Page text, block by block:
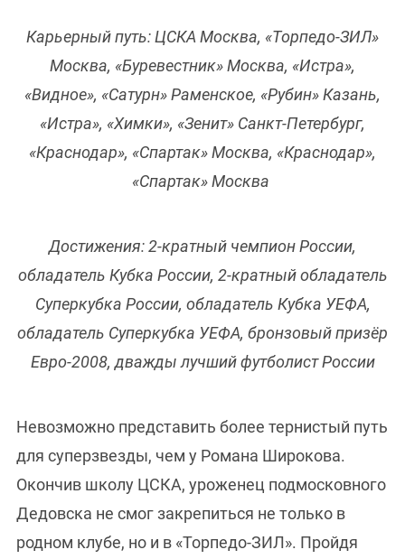
Карьерный путь: ЦСКА Москва, «Торпедо-ЗИЛ»
Москва, «Буревестник» Москва, «Истра»,
«Видное», «Сатурн» Раменское, «Рубин» Казань,
«Истра», «Химки», «Зенит» Санкт-Петербург,
«Краснодар», «Спартак» Москва, «Краснодар»,
«Спартак» Москва
Достижения: 2-кратный чемпион России,
обладатель Кубка России, 2-кратный обладатель
Суперкубка России, обладатель Кубка УЕФА,
обладатель Суперкубка УЕФА, бронзовый призёр
Евро-2008, дважды лучший футболист России
Невозможно представить более тернистый путь
для суперзвезды, чем у Романа Широкова.
Окончив школу ЦСКА, уроженец подмосковного
Дедовска не смог закрепиться не только в
родном клубе, но и в «Торпедо-ЗИЛ». Пройдя